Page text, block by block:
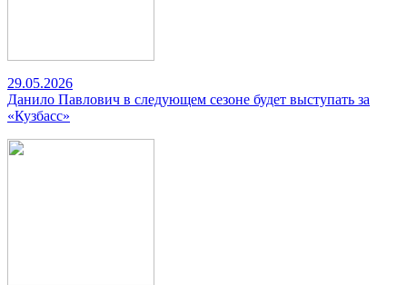
29.05.2026
Данило Павлович в следующем сезоне будет выступать за
«Кузбасс»